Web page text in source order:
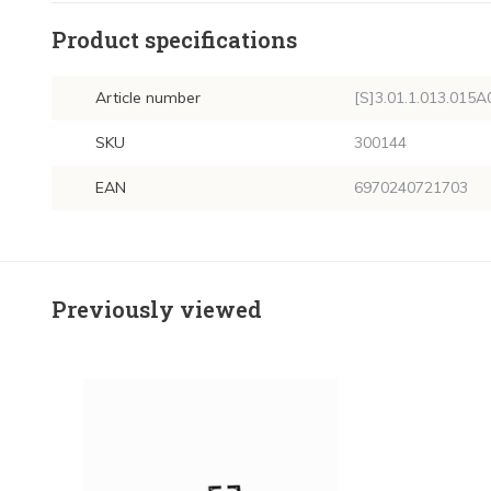
Product specifications
Article number
SKU 300144
EAN 6970240721703
Previously viewed